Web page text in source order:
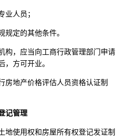
业人员；
规定的其他条件。
构，应当向工商行政管理部门申请
，方可开业。
地产价格评估人员资格认证制
记管理
使用权和房屋所有权登记发证制